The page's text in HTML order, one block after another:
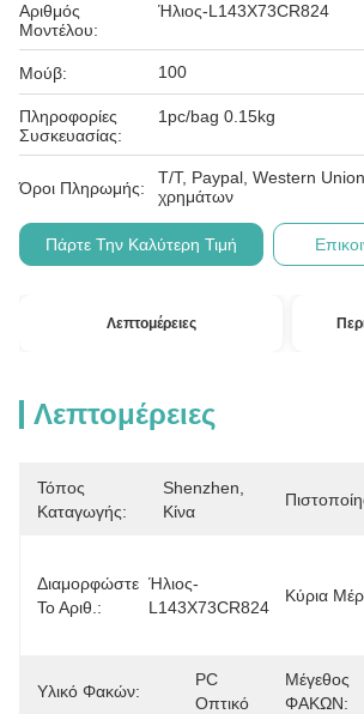
Αριθμός
Μοντέλου:
Ήλιος-L143X73CR824
Μούβ: 100
Πληροφορίες
Συσκευασίας:
1pc/bag 0.15kg
Όροι Πληρωμής:
T/T, Paypal, Western
χρημάτων
Πάρτε Την Καλύτερη Τιμή
Λεπτομέρειες
Λεπτομέρειες
Τόπος
Καταγωγής:
Shenzhen,
Κίνα
Διαμορφώστε
Το Αριθ.:
Ήλιος-
L143X73CR824
Κύρια
Υλικό Φακών:
PC
Οπτικό
Μέγεθος
ΦΑΚΩΝ: